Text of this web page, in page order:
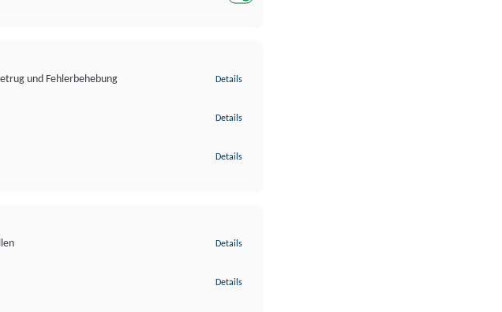
und Fehlerbehebung
Details
Details
Details
Details
Details